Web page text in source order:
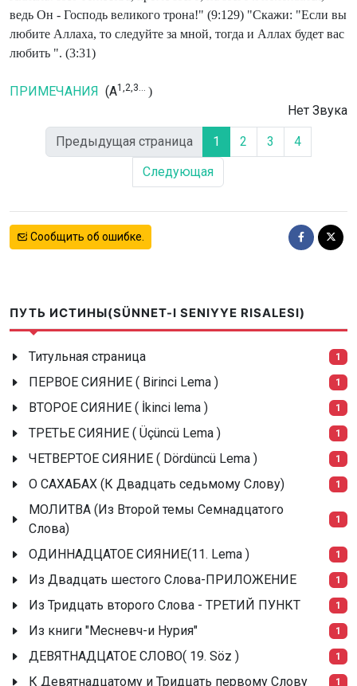
ведь Он - Господь великого трона!" (9:129) "Скажи: "Если вы
любите Аллаха, то следуйте за мной, тогда и Аллах будет вас
любить ". (3:31)
ПРИМЕЧАНИЯ (A1,2,3... )
Нет Звука
Предыдущая страница 1 2 3
4
Следующая
Сообщить об ошибке.
ПУТЬ ИСТИНЫ(SÜNNET-I SENIYYE RISALESI)
Титульная страница 1
ПЕРВОЕ СИЯНИЕ ( Birinci Lema ) 1
ВТОРОЕ СИЯНИЕ ( İkinci lema ) 1
ТРЕТЬЕ СИЯНИЕ ( Üçüncü Lema ) 1
ЧЕТВЕРТОЕ СИЯНИЕ ( Dördüncü Lema ) 1
О САХАБАХ (К Двадцать седьмому Слову) 1
МОЛИТВА (Из Второй темы Семнадцатого
Слова)
1
ОДИННАДЦАТОЕ СИЯНИЕ(11. Lema ) 1
Из Двадцать шестого Слова-ПРИЛОЖЕНИЕ 1
Из Тридцать второго Слова - ТРЕТИЙ ПУНКТ 1
Из книги "Месневч-и Нурия" 1
ДЕВЯТНАДЦАТОЕ СЛОВО( 19. Söz ) 1
К Девятнадцатому и Тридцать первому Слову 1